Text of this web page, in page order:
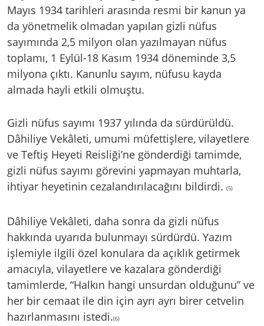
Mayıs 1934 tarihleri arasında resmi bir kanun ya
da yönetmelik olmadan yapılan gizli nüfus
sayımında 2,5 milyon olan yazılmayan nüfus
toplamı, 1 Eylül-18 Kasım 1934 döneminde 3,5
milyona çıktı. Kanunlu sayım, nüfusu kayda
almada hayli etkili olmuştu.
Gizli nüfus sayımı 1937 yılında da sürdürüldü.
Dâhiliye Vekâleti, umumi müfettişlere, vilayetlere
ve Teftiş Heyeti Reisliği’ne gönderdiği tamimde,
gizli nüfus sayımı görevini yapmayan muhtarla,
ihtiyar heyetinin cezalandırılacağını bildirdi. (5)
Dâhiliye Vekâleti, daha sonra da gizli nüfus
hakkında uyarıda bulunmayı sürdürdü. Yazım
işlemiyle ilgili özel konulara da açıklık getirmek
amacıyla, vilayetlere ve kazalara gönderdiği
tamimlerde, “Halkın hangi unsurdan olduğunu” ve
her bir cemaat ile din için ayrı ayrı birer cetvelin
hazırlanmasını istedi.(6)